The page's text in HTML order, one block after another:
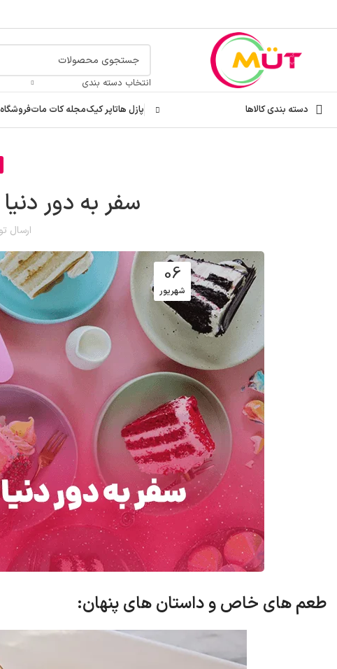
انتخاب دسته بندی
دسته بندی کالاها پازل هاتاپر کیکمجله کات ماتفروشگاه
سفر به دور
ارسال
06
شهریور
طعم های خاص و داستان های پنهان: